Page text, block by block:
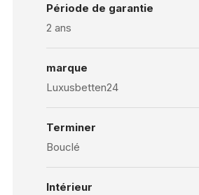
Période de garantie
2 ans
marque
Luxusbetten24
Terminer
Bouclé
Intérieur